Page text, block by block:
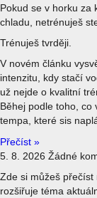
Pokud se v horku za
chladu, netrénuješ
Trénuješ tvrději.
V novém článku
intenzitu, kdy stačí
už nejde o kvalitní
Běhej podle toho, co
tempa, které sis
Přečíst »
5. 8. 2026 Žádné
Zde si můžeš přečíst
rozšiřuje téma